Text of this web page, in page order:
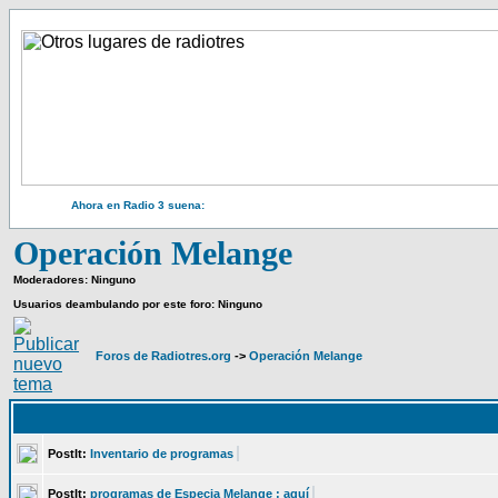
Ahora en Radio 3 suena:
Operación Melange
Moderadores: Ninguno
Usuarios deambulando por este foro: Ninguno
Foros de Radiotres.org -> Operación Melange
PostIt: Inventario de programas
PostIt: programas de Especia Melange : aquí